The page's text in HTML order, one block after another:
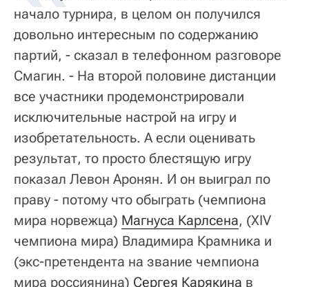
начало турнира, в целом он получился
довольно интересным по содержанию
партий, - сказал в телефонном разговоре
Смагин. - На второй половине дистанции
все участники продемонстрировали
исключительные настрой на игру и
изобретательность. А если оценивать
результат, то просто блестящую игру
показал Левон Аронян. И он выиграл по
праву - потому что обыграть (чемпиона
мира норвежца) Магнуса Карлсена, (XIV
чемпиона мира) Владимира Крамника и
(экс-претендента на звание чемпиона
мира россиянина) Сергея Карякина в